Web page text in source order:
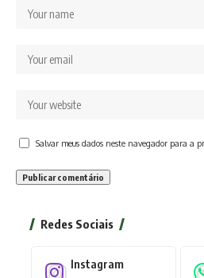
Salvar meus dados neste navegador para a
Redes Sociais
Instagram